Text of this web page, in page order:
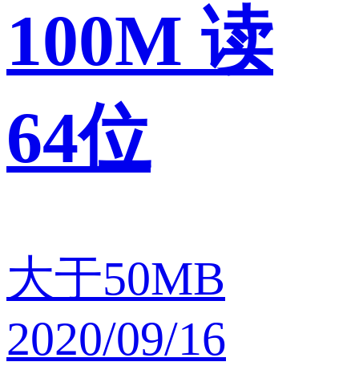
100M 读
64位
大于50MB
2020/09/16